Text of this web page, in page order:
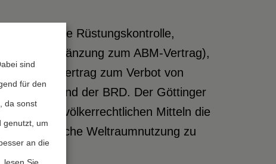
Rüstungskontrolle,
(in Ergänzung zum ABM-Vertrag),
für einen Vertrag zum Verbot von
der USA und der BRD. Der Göttinger
mit völkerrechtlichen Mitteln die
eine friedliche Weltraumnutzung zu
sind
für den
da sonst
genutzt, um
an die